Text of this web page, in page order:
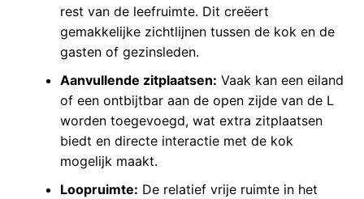
rest van de leefruimte. Dit creëert
gemakkelijke zichtlijnen tussen de kok en de
gasten of gezinsleden.
Aanvullende zitplaatsen: Vaak kan een eiland
of een ontbijtbar aan de open zijde van de L
worden toegevoegd, wat extra zitplaatsen
biedt en directe interactie met de kok
mogelijk maakt.
Loopruimte: De relatief vrije ruimte in het